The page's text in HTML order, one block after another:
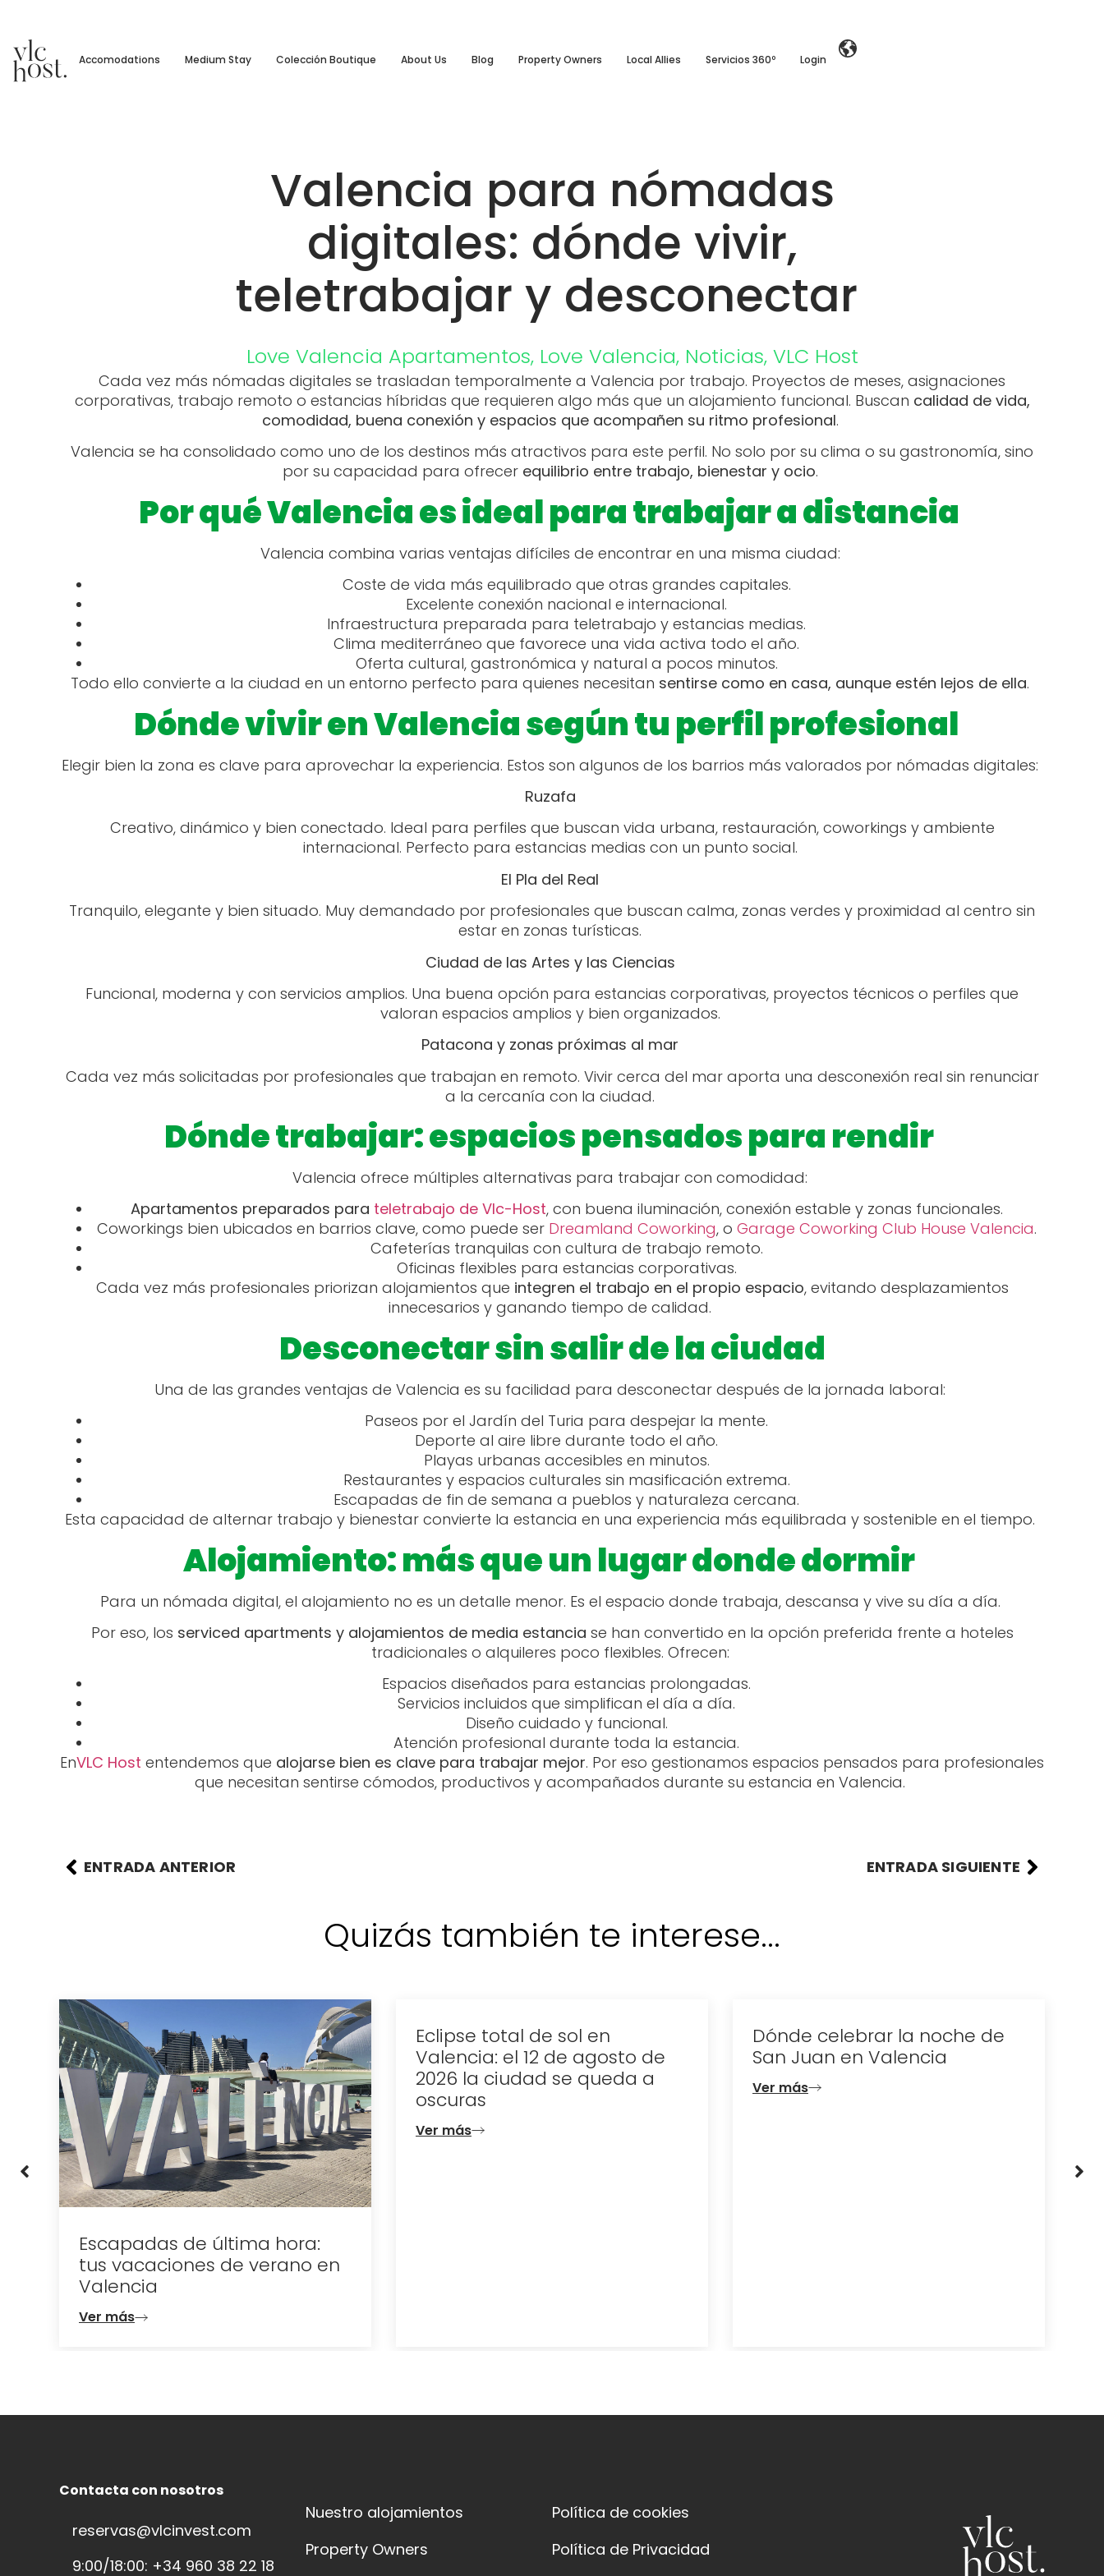
Accomodations Medium Stay Colección Boutique About Us Blog Property Owners Local Allies Servicios 360º Login
Valencia para nómadas
digitales: dónde vivir,
teletrabajar y desconectar
Love Valencia Apartamentos, Love Valencia, Noticias, VLC Host
Cada vez más nómadas digitales se trasladan temporalmente a Valencia por trabajo. Proyectos de meses, asignaciones
corporativas, trabajo remoto o estancias híbridas que requieren algo más que un alojamiento funcional. Buscan calidad de vida,
comodidad, buena conexión y espacios que acompañen su ritmo profesional.
Valencia se ha consolidado como uno de los destinos más atractivos para este perfil. No solo por su clima o su gastronomía, sino
por su capacidad para ofrecer equilibrio entre trabajo, bienestar y ocio.
Por qué Valencia es ideal para trabajar a distancia
Valencia combina varias ventajas difíciles de encontrar en una misma ciudad:
Coste de vida más equilibrado que otras grandes capitales.
Excelente conexión nacional e internacional.
Infraestructura preparada para teletrabajo y estancias medias.
Clima mediterráneo que favorece una vida activa todo el año.
Oferta cultural, gastronómica y natural a pocos minutos.
Todo ello convierte a la ciudad en un entorno perfecto para quienes necesitan sentirse como en casa, aunque estén lejos de ella.
Dónde vivir en Valencia según tu perfil profesional
Elegir bien la zona es clave para aprovechar la experiencia. Estos son algunos de los barrios más valorados por nómadas digitales:
Ruzafa
Creativo, dinámico y bien conectado. Ideal para perfiles que buscan vida urbana, restauración, coworkings y ambiente
internacional. Perfecto para estancias medias con un punto social.
El Pla del Real
Tranquilo, elegante y bien situado. Muy demandado por profesionales que buscan calma, zonas verdes y proximidad al centro sin
estar en zonas turísticas.
Ciudad de las Artes y las Ciencias
Funcional, moderna y con servicios amplios. Una buena opción para estancias corporativas, proyectos técnicos o perfiles que
valoran espacios amplios y bien organizados.
Patacona y zonas próximas al mar
Cada vez más solicitadas por profesionales que trabajan en remoto. Vivir cerca del mar aporta una desconexión real sin renunciar
a la cercanía con la ciudad.
Dónde trabajar: espacios pensados para rendir
Valencia ofrece múltiples alternativas para trabajar con comodidad:
Apartamentos preparados para teletrabajo de Vlc-Host, con buena iluminación, conexión estable y zonas funcionales.
Coworkings bien ubicados en barrios clave, como puede ser Dreamland Coworking, o Garage Coworking Club House Valencia.
Cafeterías tranquilas con cultura de trabajo remoto.
Oficinas flexibles para estancias corporativas.
Cada vez más profesionales priorizan alojamientos que integren el trabajo en el propio espacio, evitando desplazamientos
innecesarios y ganando tiempo de calidad.
Desconectar sin salir de la ciudad
Una de las grandes ventajas de Valencia es su facilidad para desconectar después de la jornada laboral:
Paseos por el Jardín del Turia para despejar la mente.
Deporte al aire libre durante todo el año.
Playas urbanas accesibles en minutos.
Restaurantes y espacios culturales sin masificación extrema.
Escapadas de fin de semana a pueblos y naturaleza cercana.
Esta capacidad de alternar trabajo y bienestar convierte la estancia en una experiencia más equilibrada y sostenible en el tiempo.
Alojamiento: más que un lugar donde dormir
Para un nómada digital, el alojamiento no es un detalle menor. Es el espacio donde trabaja, descansa y vive su día a día.
Por eso, los serviced apartments y alojamientos de media estancia se han convertido en la opción preferida frente a hoteles
tradicionales o alquileres poco flexibles. Ofrecen:
Espacios diseñados para estancias prolongadas.
Servicios incluidos que simplifican el día a día.
Diseño cuidado y funcional.
Atención profesional durante toda la estancia.
EnVLC Host entendemos que alojarse bien es clave para trabajar mejor. Por eso gestionamos espacios pensados para profesionales
que necesitan sentirse cómodos, productivos y acompañados durante su estancia en Valencia.
ENTRADA ANTERIOR ENTRADA SIGUIENTE
Quizás también te interese...
Escapadas de última hora:
tus vacaciones de verano en
Valencia
Ver más
Eclipse total de sol en
Valencia: el 12 de agosto de
2026 la ciudad se queda a
oscuras
Ver más
Dónde celebrar la noche de
San Juan en Valencia
Ver más
Contacta con nosotros
reservas@vlcinvest.com
9:00/18:00: +34 960 38 22 18
Nuestro alojamientos
Property Owners
Política de cookies
Política de Privacidad